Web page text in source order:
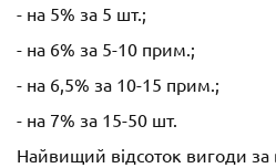
- на 5% за 5 шт.;
- на 6% за 5-10 прим.;
- на 6,5% за 10-15 прим.;
- на 7% за 15-50 шт.
Найвищий відсоток вигоди за